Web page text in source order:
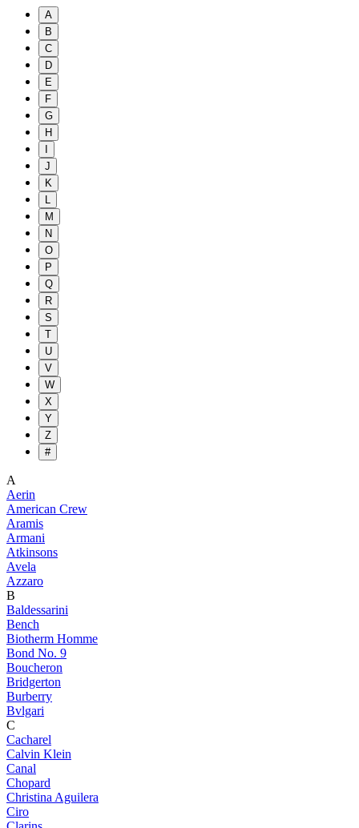
A
B
C
D
E
F
G
H
J
K
L
M
N
O
P
Q
R
S
T
U
V
W
X
Y
Z
#
A
Aerin
American Crew
Aramis
Armani
Atkinsons
Avela
Azzaro
B
Baldessarini
Bench
Biotherm Homme
Bond No. 9
Boucheron
Bridgerton
Burberry
Bvlgari
C
Cacharel
Calvin Klein
Canal
Chopard
Christina Aguilera
Ciro